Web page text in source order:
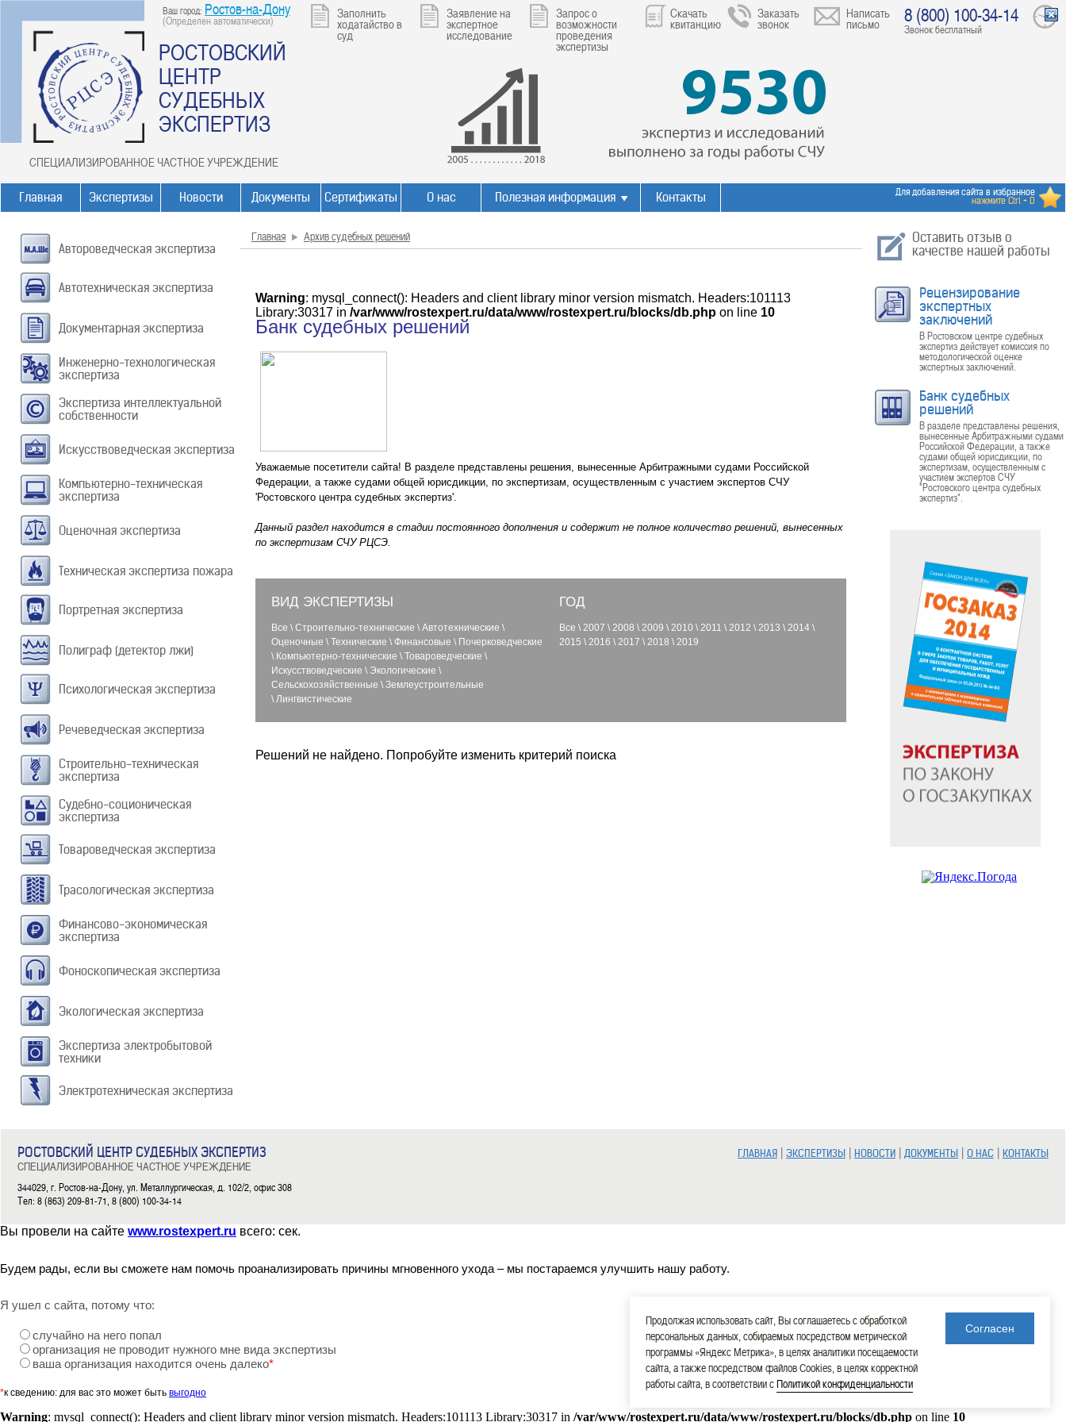
Ваш город: Ростов-на-Дону
(Определен автоматически)
РОСТОВСКИЙ
ЦЕНТР
СУДЕБНЫХ
ЭКСПЕРТИЗ
СПЕЦИАЛИЗИРОВАННОЕ ЧАСТНОЕ УЧРЕЖДЕНИЕ
Заполнить
ходатайство в
суд
Заявление на
экспертное
исследование
Запрос о
возможности
проведения
экспертизы
Скачать
квитанцию
Заказать
звонок
Написать
письмо 8 (800) 100-34-14
Звонок бесплатный
Главная Экспертизы Новости Документы Сертификаты О нас Полезная информация Контакты Для добавления сайта в избранное
нажмите Ctrl + D
Автороведческая экспертиза
Автотехническая экспертиза
Документарная экспертиза
Инженерно-технологическая
экспертиза
Экспертиза интеллектуальной
собственности
Искусствоведческая экспертиза
Компьютерно-техническая
экспертиза
Оценочная экспертиза
Техническая экспертиза пожара
Портретная экспертиза
Полиграф (детектор лжи)
Психологическая экспертиза
Речеведческая экспертиза
Строительно-техническая
экспертиза
Судебно-соционическая
экспертиза
Товароведческая экспертиза
Трасологическая экспертиза
Финансово-экономическая
экспертиза
Фоноскопическая экспертиза
Экологическая экспертиза
Экспертиза электробытовой
техники
Электротехническая экспертиза
Главная Архив судебных решений
Warning: mysql_connect(): Headers and client library minor version mismatch. Headers:101113
Library:30317 in /var/www/rostexpert.ru/data/www/rostexpert.ru/blocks/db.php on line 10
Банк судебных решений
Уважаемые посетители сайта! В разделе представлены решения, вынесенные Арбитражными судами Российской
Федерации, а также судами общей юрисдикции, по экспертизам, осуществленным с участием экспертов СЧУ
'Ростовского центра судебных экспертиз'.
Данный раздел находится в стадии постоянного дополнения и содержит не полное количество решений, вынесенных
по экспертизам СЧУ РЦСЭ.
ВИД ЭКСПЕРТИЗЫ
Все \ Строительно-технические \ Автотехнические \
Оценочные \ Технические \ Финансовые \ Почерковедческие
\ Компьютерно-технические \ Товароведческие \
Искусствоведческие \ Экологические \
Сельскохозяйственные \ Землеустроительные
\ Лингвистические
ГОД
Все \ 2007 \ 2008 \ 2009 \ 2010 \ 2011 \ 2012 \ 2013 \ 2014 \
2015 \ 2016 \ 2017 \ 2018 \ 2019
Решений не найдено. Попробуйте изменить критерий поиска
Оставить отзыв о
качестве нашей работы
Рецензирование
экспертных
заключений
В Ростовском центре судебных
экспертиз действует комиссия по
методологической оценке
экспертных заключений.
Банк судебных
решений
В разделе представлены решения,
вынесенные Арбитражными судами
Российской Федерации, а также
судами общей юрисдикции, по
экспертизам, осуществленным с
участием экспертов СЧУ
"Ростовского центра судебных
экспертиз".
РОСТОВСКИЙ ЦЕНТР СУДЕБНЫХ ЭКСПЕРТИЗ
СПЕЦИАЛИЗИРОВАННОЕ ЧАСТНОЕ УЧРЕЖДЕНИЕ
344029, г. Ростов-на-Дону, ул. Металлургическая, д. 102/2, офис 308
Тел: 8 (863) 209-81-71, 8 (800) 100-34-14
ГЛАВНАЯ | ЭКСПЕРТИЗЫ | НОВОСТИ | ДОКУМЕНТЫ | О НАС | КОНТАКТЫ
Вы провели на сайте www.rostexpert.ru всего: сек.
Будем рады, если вы сможете нам помочь проанализировать причины мгновенного ухода – мы постараемся улучшить нашу работу.
Я ушел с сайта, потому что:
случайно на него попал
организация не проводит нужного мне вида экспертизы
ваша организация находится очень далеко*
*к сведению: для вас это может быть выгодно
Warning: mysql_connect(): Headers and client library minor version mismatch. Headers:101113 Library:30317 in /var/www/rostexpert.ru/data/www/rostexpert.ru/blocks/db.php on line 10
Продолжая использовать сайт, Вы соглашаетесь с обработкой
персональных данных, собираемых посредством метрической
программы «Яндекс Метрика», в целях аналитики посещаемости
сайта, а также посредством файлов Cookies, в целях корректной
работы сайта, в соответствии сПолитикой конфиденциальности
Согласен